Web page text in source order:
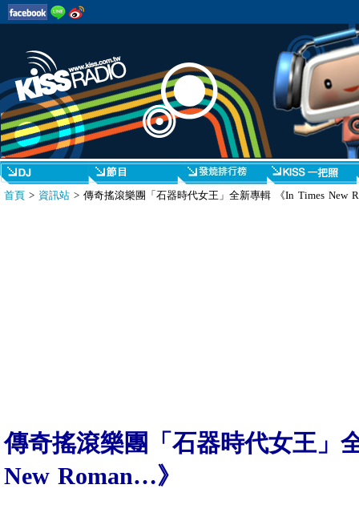
首頁 > 資訊站 > 傳奇搖滾樂團「石器時代女王」全新專輯 《In Times New
傳奇搖滾樂團「石器時代女王」
New Roman…》